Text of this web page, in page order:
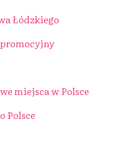
Łódzkiego
miejsca w Polsce
Polsce